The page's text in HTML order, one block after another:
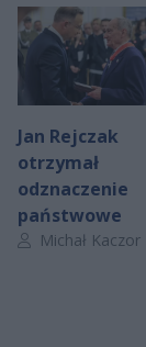
Jan Rejczak
otrzymał
odznaczenie
państwowe
Autor artykułu:
Michał Kaczor